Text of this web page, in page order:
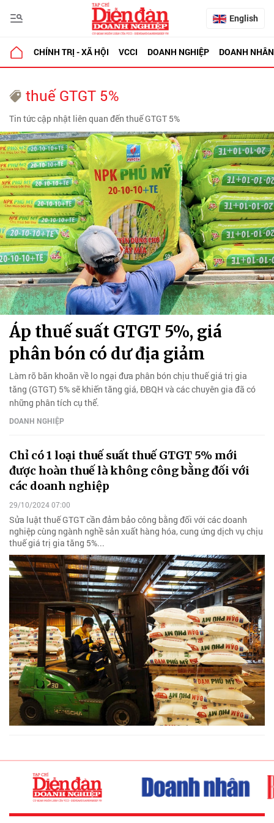
English
CHÍNH TRỊ - XÃ HỘI VCCI DOANH NGHIỆP DOANH NHÂN
thuế GTGT 5%
Tin tức cập nhật liên quan đến thuế GTGT 5%
Áp thuế suất GTGT 5%, giá
phân bón có dư địa giảm
Làm rõ băn khoăn về lo ngại đưa phân bón chịu thuế giá trị gia
tăng (GTGT) 5% sẽ khiến tăng giá, ĐBQH và các chuyên gia đã có
những phân tích cụ thể.
DOANH NGHIỆP
Chỉ có 1 loại thuế suất thuế GTGT 5% mới
được hoàn thuế là không công bằng đối với
các doanh nghiệp
29/10/2024 07:00
Sửa luật thuế GTGT cần đảm bảo công bằng đối với các doanh
nghiệp cùng ngành nghề sản xuất hàng hóa, cung ứng dịch vụ chịu
thuế giá trị gia tăng 5%...